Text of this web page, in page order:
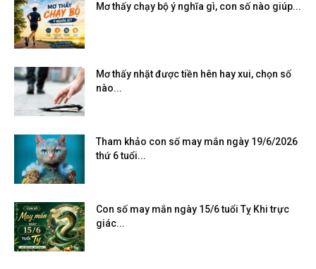
Mơ thấy chạy bộ ý nghĩa gì, con số nào giúp...
Mơ thấy nhặt được tiền hên hay xui, chọn số
nào...
Tham khảo con số may mắn ngày 19/6/2026
thứ 6 tuổi...
Con số may mắn ngày 15/6 tuổi Tỵ Khi trực
giác...